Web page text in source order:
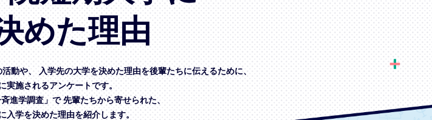
めた理由
活動や、入学先の大学を決めた理由を後輩たちに伝えるために、
実施されるアンケートです。
進学調査」で先輩たちから寄せられた、
入学を決めた理由を紹介します。